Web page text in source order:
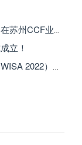
· CCF信息系统专委会工作会暨专委启智会在苏州CCF业务总部顺利召开
立！
· 第十九届CCF中国信息系统及应用大会（WISA 2022）成功举办